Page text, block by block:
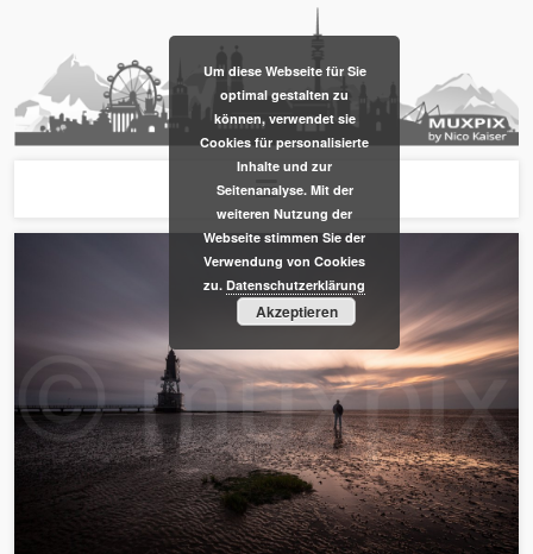
​Um diese Webseite für Sie
optimal gestalten zu
können, verwendet sie
Cookies für personalisierte
Inhalte und zur
Seitenanalyse. Mit der
weiteren Nutzung der
Webseite stimmen Sie der
Verwendung von Cookies
zu. Datenschutzerklärung
Akzeptieren